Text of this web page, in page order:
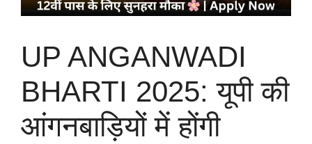
UP ANGANWADI
BHARTI 2025: यूपी की
आंगनबाड़ियों में होंगी